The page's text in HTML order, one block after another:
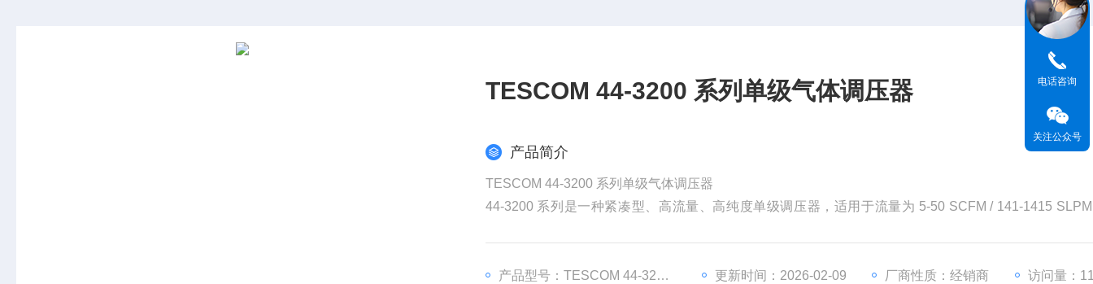
TESCOM 44-3200 系列单级气体调压器
产品简介
TESCOM 44-3200 系列单级气体调压器
44-3200 系列是一种紧凑型、高流量、高纯度单级调压器，适用于流量为 5-50 SCFM / 141-1415
产品型号：TESCOM 44-3200 系列
更新时间：2026-02-09 厂商性质：经销商 访问量：
电话咨询
关注公众号